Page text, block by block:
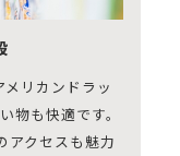
リカンドラッ
物も快適です。
アクセスも魅力